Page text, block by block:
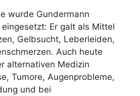
wurde Gundermann
Er galt als Mittel
Gelbsucht, Leberleiden,
Auch heute
alternativen Medizin
Tumore, Augenprobleme,
und bei